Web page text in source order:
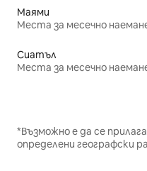
Маями
Места за месечно
Сиатъл
Места за месечно
*Възможно е да се
определени географски